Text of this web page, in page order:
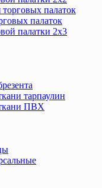
палаток
палаток
палатки 2х3
тарпаулин
ПВХ